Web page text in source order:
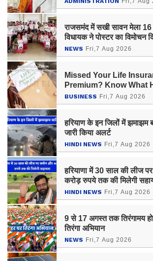
₹3,000 on August 17,
राजसमंद में सखी सावन मेला
विधायक ने पोस्टर का विमोचन
NEWS Fri,7 Aug 2026
Missed Your Life
Premium? Know What
BUSINESS Fri,7 Aug 2026
हरियाण के इन जिलों में झमाझम
जारी किया अलर्ट
HINDI NEWS Fri,7 Aug 2026
हरियाणा में 30 साल की लीज
करोड़ रुपये तक की मिलेगी
का पूरा प्लान ?
HINDI NEWS Fri,7 Aug 2026
9 से 17 अगस्त तक तिरंगामय
तिरंगा अभियान
NEWS Fri,7 Aug 2026